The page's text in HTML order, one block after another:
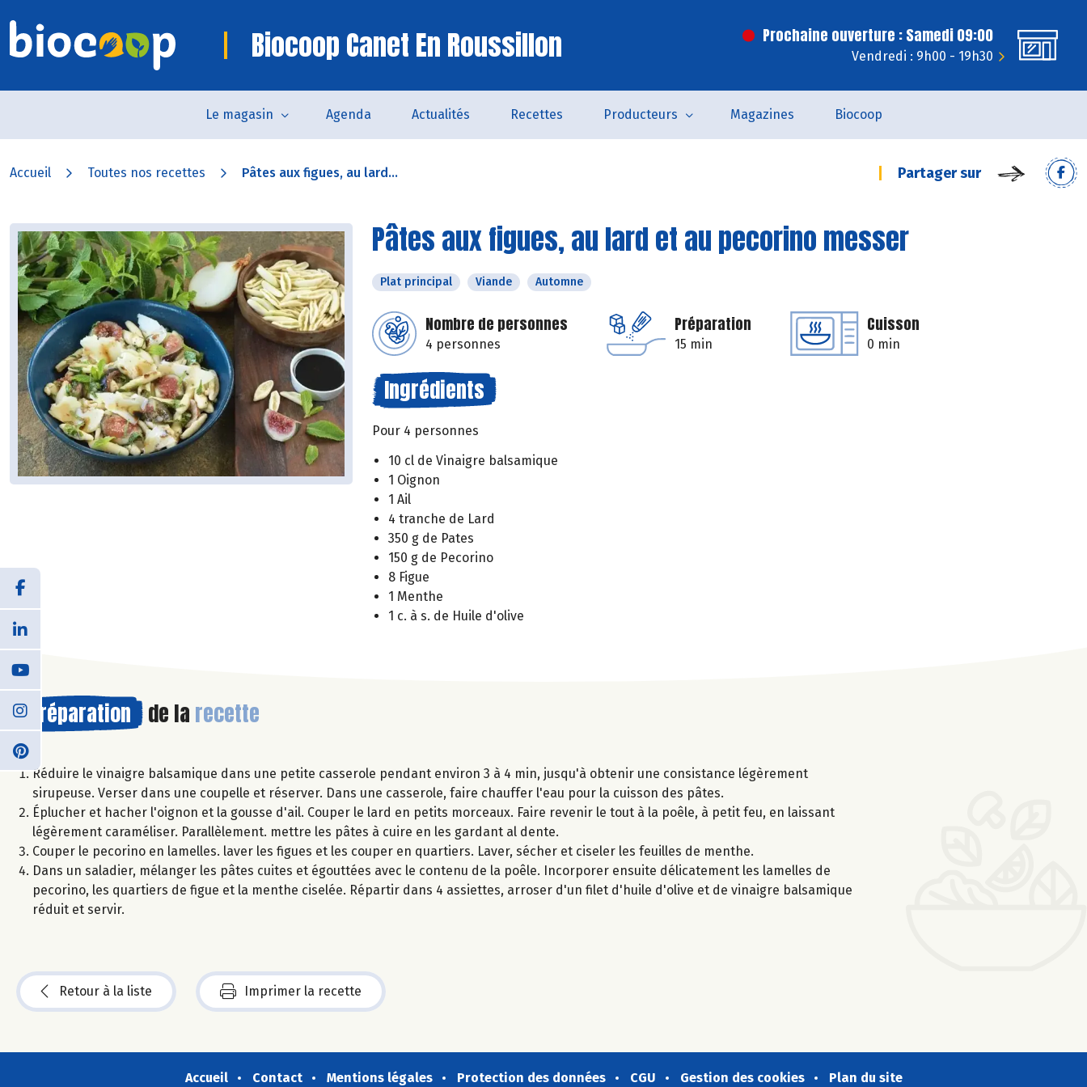
Biocoop Canet En Roussillon Prochaine ouverture : Samedi 09:00
Vendredi : 9h00 - 19h30
Le magasin Agenda Actualités Recettes Producteurs Magazines Biocoop
Accueil Toutes nos recettes Pâtes aux figues, au lard... Partager sur
Pâtes aux figues, au lard et au pecorino messer
Plat principal Viande Automne
Nombre de personnes
4 personnes
Préparation
15 min
Cuisson
0 min
Ingrédients
Pour 4 personnes
10 cl de Vinaigre balsamique
1 Oignon
1 Ail
4 tranche de Lard
350 g de Pates
150 g de Pecorino
8 Figue
1 Menthe
1 c. à s. de Huile d'olive
Préparation de la recette
Réduire le vinaigre balsamique dans une petite casserole pendant environ 3 à 4 min, jusqu'à obtenir une consistance légèrement
sirupeuse. Verser dans une coupelle et réserver. Dans une casserole, faire chauffer l'eau pour la cuisson des pâtes.
Éplucher et hacher l'oignon et la gousse d'ail. Couper le lard en petits morceaux. Faire revenir le tout à la poêle, à petit feu, en laissant
légèrement caraméliser. Parallèlement. mettre les pâtes à cuire en les gardant al dente.
Couper le pecorino en lamelles. laver les figues et les couper en quartiers. Laver, sécher et ciseler les feuilles de menthe.
Dans un saladier, mélanger les pâtes cuites et égouttées avec le contenu de la poêle. Incorporer ensuite délicatement les lamelles de
pecorino, les quartiers de figue et la menthe ciselée. Répartir dans 4 assiettes, arroser d'un filet d'huile d'olive et de vinaigre balsamique
réduit et servir.
Retour à la liste Imprimer la recette
Accueil Contact Mentions légales Protection des données CGU Gestion des cookies Plan du site